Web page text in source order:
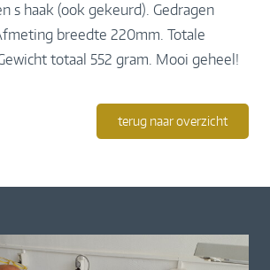
s haak (ook gekeurd). Gedragen
breedte 220mm. Totale
totaal 552 gram. Mooi geheel!
terug naar overzicht